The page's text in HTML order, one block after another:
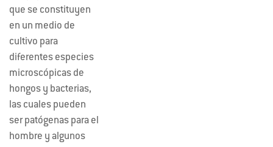
que se constituyen
en un medio de
cultivo para
diferentes especies
microscópicas de
hongos y bacterias,
las cuales pueden
ser patógenas para el
hombre y algunos